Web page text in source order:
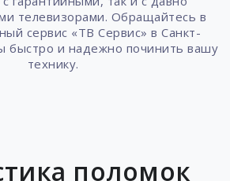
телевизорами. Обращайтесь в
сервис «ТВ Сервис» в Санкт-
быстро и надежно починить вашу
технику.
поломок